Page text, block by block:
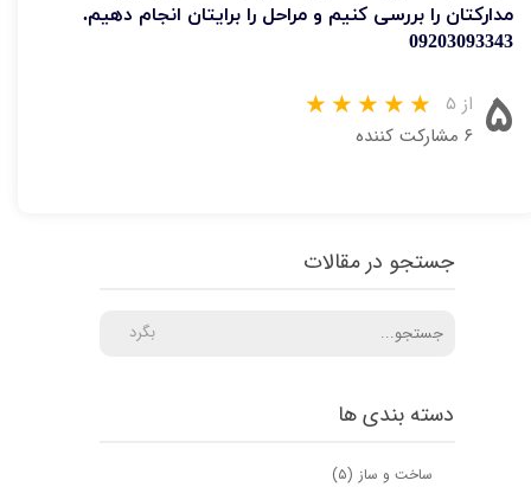
مدارکتان را بررسی کنیم و مراحل را برایتان انجام دهیم.
09203093343
۵ از ۵
۶ مشارکت کننده
دسته بندی ها
ساخت و ساز (۵)
جستجو در مقالات
بگرد